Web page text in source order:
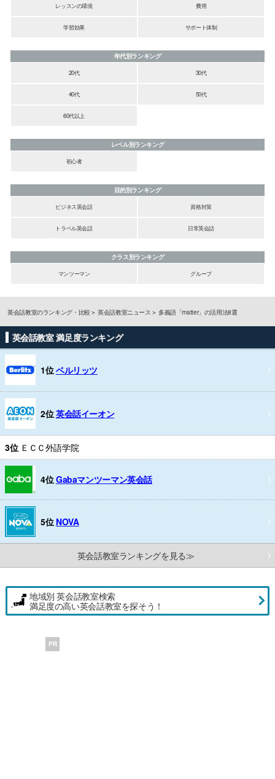
レッスンの環境 費用
学習効果 サポート体制
年代別ランキング
20代
30代
40代 50代
60代以上
レベル別ランキング
初心者
目的別ランキング
ビジネス英会話
資格対策
トラベル英会話 日常英会話
クラス別ランキング
マンツーマン
グループ
英会話教室のランキング・比較 英会話教室ニュース 多義語「matter」の活用法8選
英会話教室 満足度ランキング
1位ベルリッツ
2位英会話イーオン
3位 ＥＣＣ外語学院
4位Gabaマンツーマン英会話
5位 NOVA
英会話教室ランキングを見る≫
地域別 英会話教室検索
満足度の高い英会話教室を探そう！
PR